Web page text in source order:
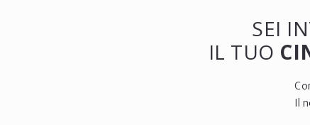
SEI
IL TUO
Il